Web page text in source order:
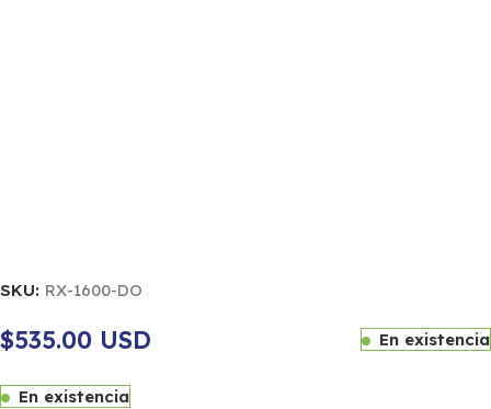
SKU: RX-1600-DO
$535.00 USD En existencia
En existencia